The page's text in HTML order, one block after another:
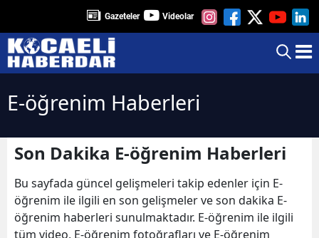
Gazeteler Videolar
E-öğrenim Haberleri
Son Dakika E-öğrenim Haberleri
Bu sayfada güncel gelişmeleri takip edenler için E-
öğrenim ile ilgili en son gelişmeler ve son dakika E-
öğrenim haberleri sunulmaktadır. E-öğrenim ile ilgili
tüm video, E-öğrenim fotoğrafları ve E-öğrenim